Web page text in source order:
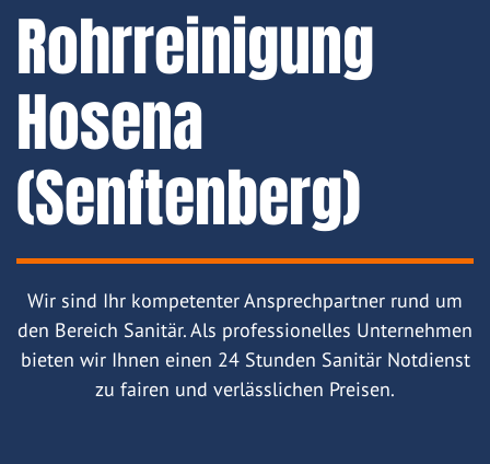
Rohrreinigung
Hosena
(Senftenberg)
Wir sind Ihr kompetenter Ansprechpartner rund um
den Bereich Sanitär. Als professionelles Unternehmen
bieten wir Ihnen einen 24 Stunden Sanitär Notdienst
zu fairen und verlässlichen Preisen.